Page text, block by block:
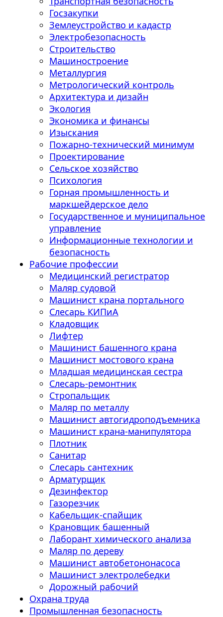
Госзакупки
Землеустройство и кадастр
Электробезопасность
Строительство
Машиностроение
Металлургия
Метрологический контроль
Архитектура и дизайн
Экология
Экономика и финансы
Изыскания
Пожарно-технический минимум
Проектирование
Сельское хозяйство
Психология
Горная промышленность и
маркшейдерское дело
Государственное и муниципальное
управление
Информационные технологии и
безопасность
Рабочие профессии
Медицинский регистратор
Маляр судовой
Машинист крана портального
Слесарь КИПиА
Кладовщик
Лифтер
Машинист башенного крана
Машинист мостового крана
Младшая медицинская сестра
Слесарь-ремонтник
Стропальщик
Маляр по металлу
Машинист автогидроподъемника
Машинист крана-манипулятора
Плотник
Санитар
Слесарь сантехник
Арматурщик
Дезинфектор
Газорезчик
Кабельщик-спайщик
Крановщик башенный
Лаборант химического анализа
Маляр по дереву
Машинист автобетононасоса
Машинист электролебедки
Дорожный рабочий
Охрана труда
Промышленная безопасность